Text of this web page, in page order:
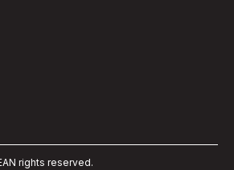
rights reserved.